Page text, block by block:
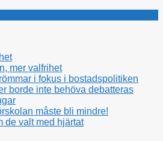
mer valfrihet
i fokus i bostadspolitiken
borde inte behöva debatteras
måste bli mindre!
de valt med hjärtat